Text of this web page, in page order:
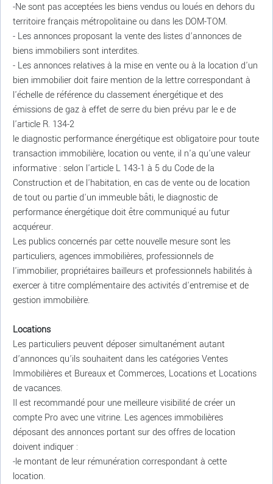
-Ne sont pas acceptées les biens vendus ou loués en dehors du
territoire français métropolitaine ou dans les DOM-TOM.
- Les annonces proposant la vente des listes d’annonces de
biens immobiliers sont interdites.
- Les annonces relatives à la mise en vente ou à la location d'un
bien immobilier doit faire mention de la lettre correspondant à
l'échelle de référence du classement énergétique et des
émissions de gaz à effet de serre du bien prévu par le e de
l'article R. 134-2
le diagnostic performance énergétique est obligatoire pour toute
transaction immobilière, location ou vente, il n'a qu'une valeur
informative : selon l'article L 143-1 à 5 du Code de la
Construction et de l'habitation, en cas de vente ou de location
de tout ou partie d'un immeuble bâti, le diagnostic de
performance énergétique doit être communiqué au futur
acquéreur.
Les publics concernés par cette nouvelle mesure sont les
particuliers, agences immobilières, professionnels de
l'immobilier, propriétaires bailleurs et professionnels habilités à
exercer à titre complémentaire des activités d'entremise et de
gestion immobilière.
Locations
Les particuliers peuvent déposer simultanément autant
d’annonces qu’ils souhaitent dans les catégories Ventes
Immobilières et Bureaux et Commerces, Locations et Locations
de vacances.
Il est recommandé pour une meilleure visibilité de créer un
compte Pro avec une vitrine. Les agences immobilières
déposant des annonces portant sur des offres de location
doivent indiquer :
-le montant de leur rémunération correspondant à cette
location.